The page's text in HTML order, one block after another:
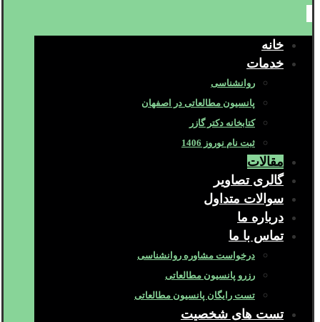
خانه
خدمات
روانشناسی
پانسیون مطالعاتی در اصفهان
کتابخانه دکتر گازر
ثبت نام نوروز 1406
مقالات
گالری تصاویر
سوالات متداول
درباره ما
تماس با ما
درخواست مشاوره روانشناسی
رزرو پانسیون مطالعاتی
تست رایگان پانسیون مطالعاتی
تست های شخصیت